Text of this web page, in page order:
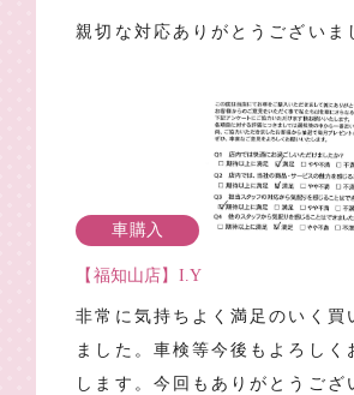
親切な対応ありがとうございま
車購入
【福知山店】I.Y
非常に気持ちよく満足のいく買
ました。車検等今後もよろしく
します。今回もありがとうござ